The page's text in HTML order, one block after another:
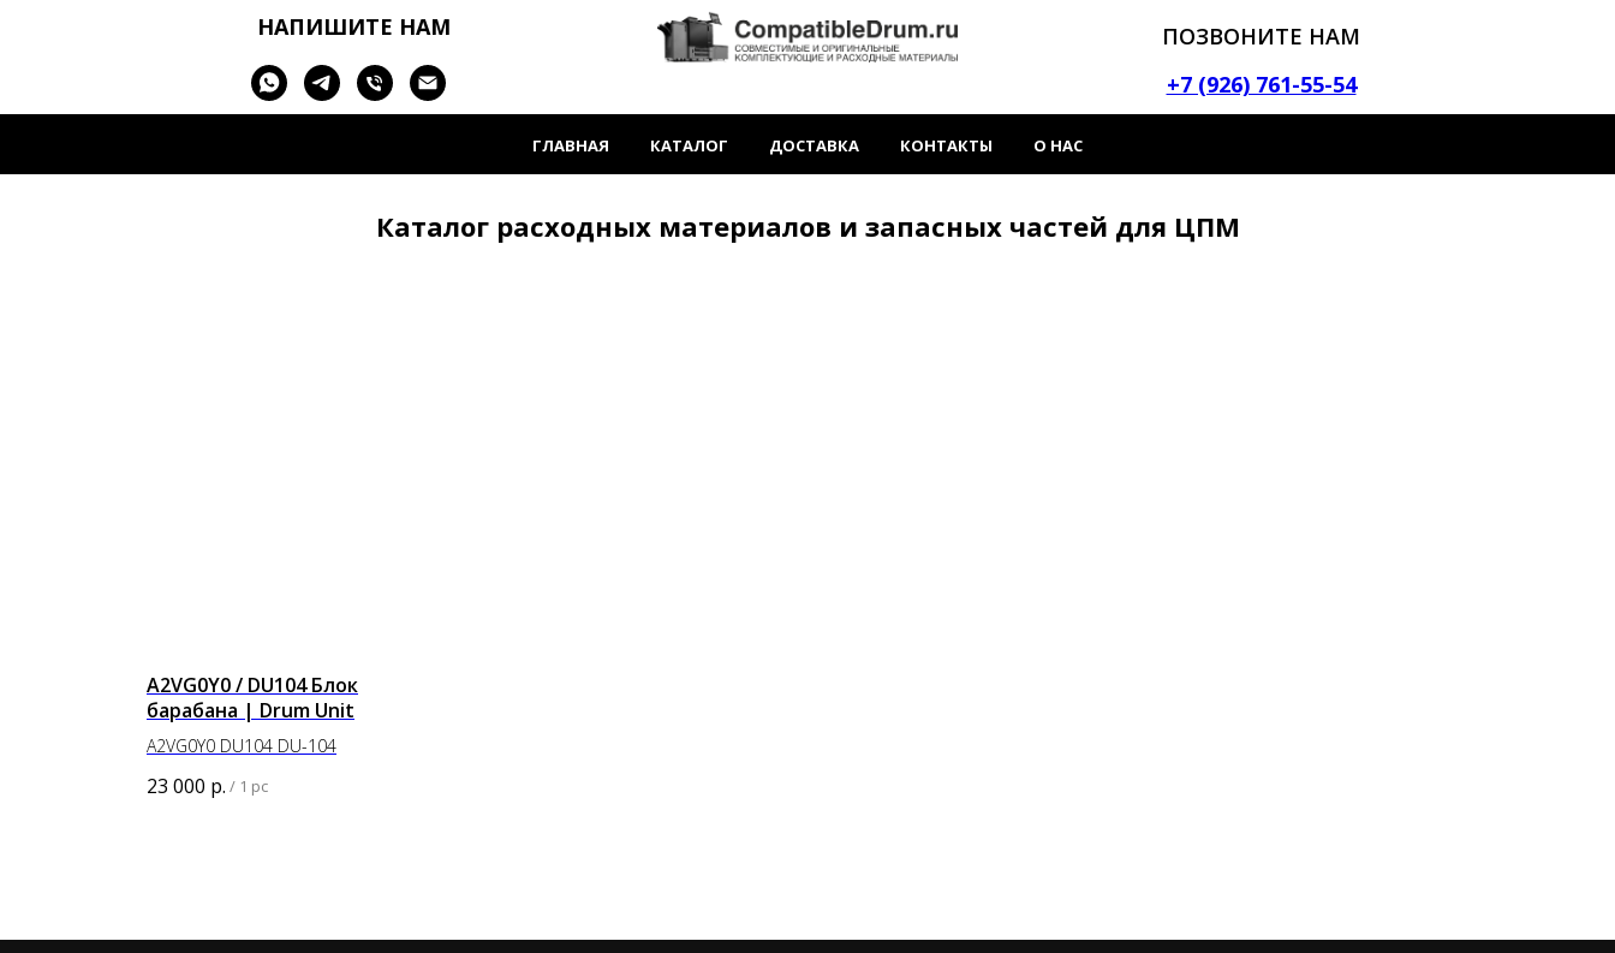
НАПИШИТЕ НАМ
ПОЗВОНИТЕ НАМ
+7 (926) 761-55-54
ГЛАВНАЯ КАТАЛОГ ДОСТАВКА КОНТАКТЫ О НАС
Каталог расходных материалов и запасных частей для ЦПМ
A2VG0Y0 / DU104 Блок
барабана | Drum Unit
A2VG0Y0 DU104 DU-104
23 000 р. / 1 pc